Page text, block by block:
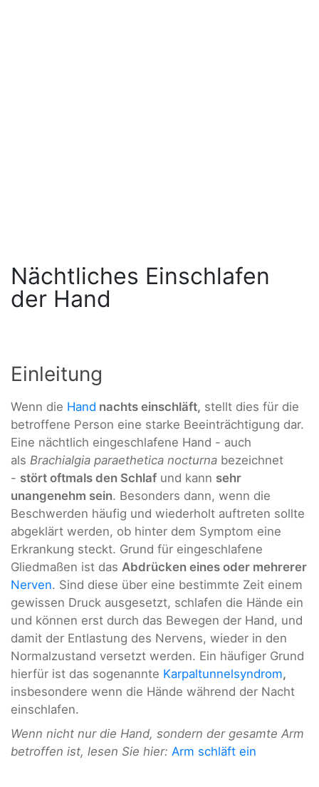
Nächtliches Einschlafen
der Hand
Einleitung
Wenn die Hand nachts einschläft, stellt dies für die
betroffene Person eine starke Beeinträchtigung dar.
Eine nächtlich eingeschlafene Hand - auch
als Brachialgia paraethetica nocturna bezeichnet
- stört oftmals den Schlaf und kann sehr
unangenehm sein. Besonders dann, wenn die
Beschwerden häufig und wiederholt auftreten sollte
abgeklärt werden, ob hinter dem Symptom eine
Erkrankung steckt. Grund für eingeschlafene
Gliedmaßen ist das Abdrücken eines oder mehrerer
Nerven. Sind diese über eine bestimmte Zeit einem
gewissen Druck ausgesetzt, schlafen die Hände ein
und können erst durch das Bewegen der Hand, und
damit der Entlastung des Nervens, wieder in den
Normalzustand versetzt werden. Ein häufiger Grund
hierfür ist das sogenannte Karpaltunnelsyndrom,
insbesondere wenn die Hände während der Nacht
einschlafen.
Wenn nicht nur die Hand, sondern der gesamte Arm
betroffen ist, lesen Sie hier: Arm schläft ein